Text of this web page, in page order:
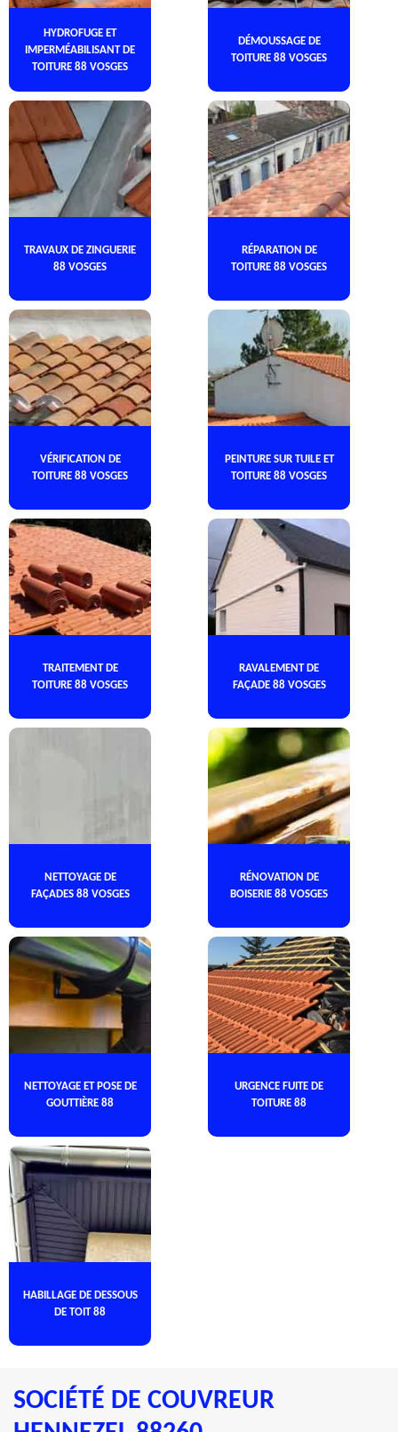
HYDROFUGE ET
IMPERMÉABILISANT DE
TOITURE 88 VOSGES
DÉMOUSSAGE DE
TOITURE 88 VOSGES
TRAVAUX DE ZINGUERIE
88 VOSGES
RÉPARATION DE
TOITURE 88 VOSGES
VÉRIFICATION DE
TOITURE 88 VOSGES
PEINTURE SUR TUILE ET
TOITURE 88 VOSGES
TRAITEMENT DE
TOITURE 88 VOSGES
RAVALEMENT DE
FAÇADE 88 VOSGES
NETTOYAGE DE
FAÇADES 88 VOSGES
RÉNOVATION DE
BOISERIE 88 VOSGES
NETTOYAGE ET POSE DE
GOUTTIÈRE 88
URGENCE FUITE DE
TOITURE 88
HABILLAGE DE DESSOUS
DE TOIT 88
SOCIÉTÉ DE COUVREUR